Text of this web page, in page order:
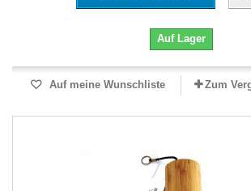
Auf Lager
Auf meine Wunschliste Zum